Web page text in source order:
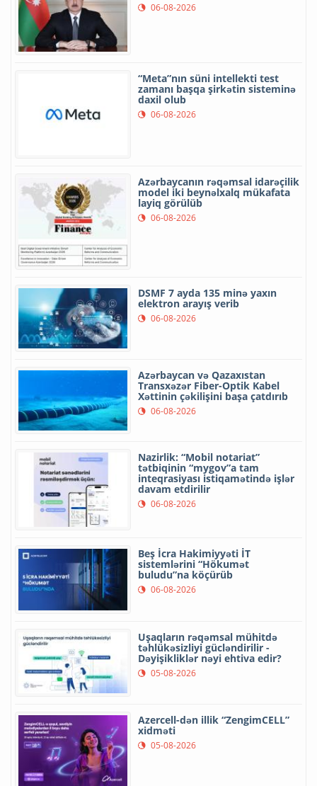
06-08-2026
“Meta”nın süni intellekti test
zamanı başqa şirkətin sisteminə
daxil olub
06-08-2026
Azərbaycanın rəqəmsal idarəçilik
model iki beynəlxalq mükafata
layiq görülüb
06-08-2026
DSMF 7 ayda 135 minə yaxın
elektron arayış verib
06-08-2026
Azərbaycan və Qazaxıstan
Transxəzər Fiber-Optik Kabel
Xəttinin çəkilişini başa çatdırıb
06-08-2026
Nazirlik: “Mobil notariat”
tətbiqinin “mygov”a tam
inteqrasiyası istiqamətində işlər
davam etdirilir
06-08-2026
Beş İcra Hakimiyyəti İT
sistemlərini “Hökumət
buludu”na köçürüb
06-08-2026
Uşaqların rəqəmsal mühitdə
təhlükəsizliyi gücləndirilir -
Dəyişikliklər nəyi ehtiva edir?
05-08-2026
Azercell-dən illik “ZengimCELL”
xidməti
05-08-2026